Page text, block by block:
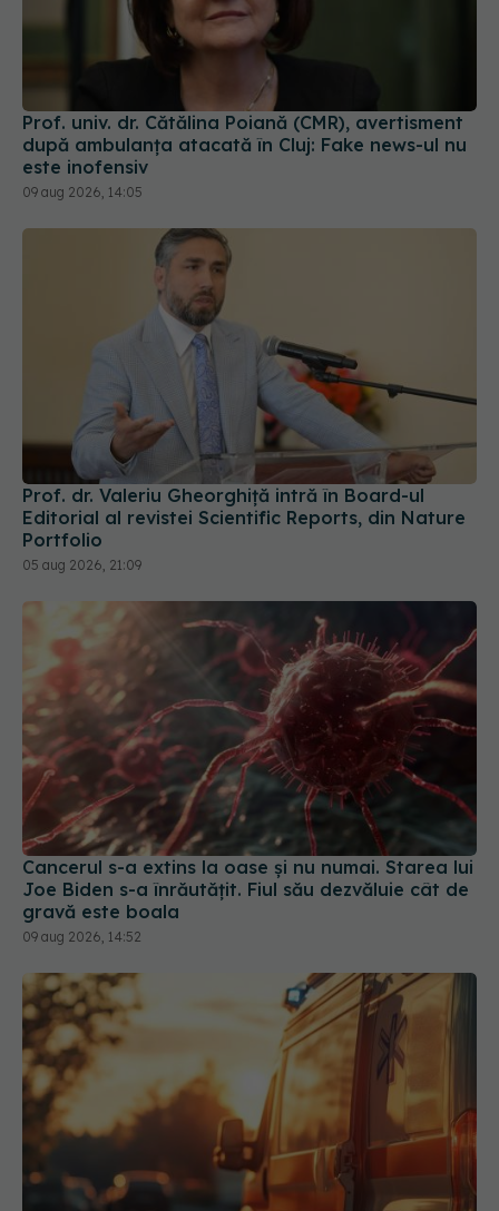
Prof. univ. dr. Cătălina Poiană (CMR), avertisment
după ambulanța atacată în Cluj: Fake news-ul nu
este inofensiv
09 aug 2026, 14:05
Prof. dr. Valeriu Gheorghiță intră în Board-ul
Editorial al revistei Scientific Reports, din Nature
Portfolio
05 aug 2026, 21:09
Cancerul s-a extins la oase și nu numai. Starea lui
Joe Biden s-a înrăutățit. Fiul său dezvăluie cât de
gravă este boala
09 aug 2026, 14:52